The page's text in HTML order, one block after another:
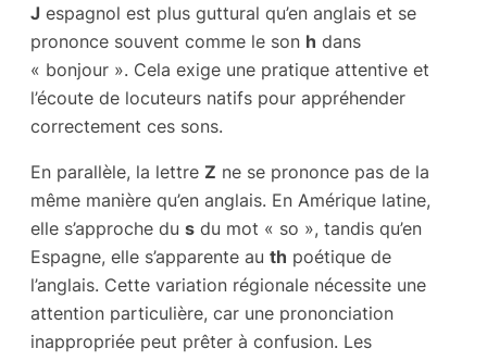
J espagnol est plus guttural qu’en anglais et se
prononce souvent comme le son h dans
« bonjour ». Cela exige une pratique attentive et
l’écoute de locuteurs natifs pour appréhender
correctement ces sons.
En parallèle, la lettre Z ne se prononce pas de la
même manière qu’en anglais. En Amérique latine,
elle s’approche du s du mot « so », tandis qu’en
Espagne, elle s’apparente au th poétique de
l’anglais. Cette variation régionale nécessite une
attention particulière, car une prononciation
inappropriée peut prêter à confusion. Les